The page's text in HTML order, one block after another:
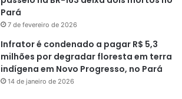
Pará
7 de fevereiro de 2026
Infrator é condenado a pagar R$ 5,3
milhões por degradar floresta em terra
indígena em Novo Progresso, no Pará
14 de janeiro de 2026